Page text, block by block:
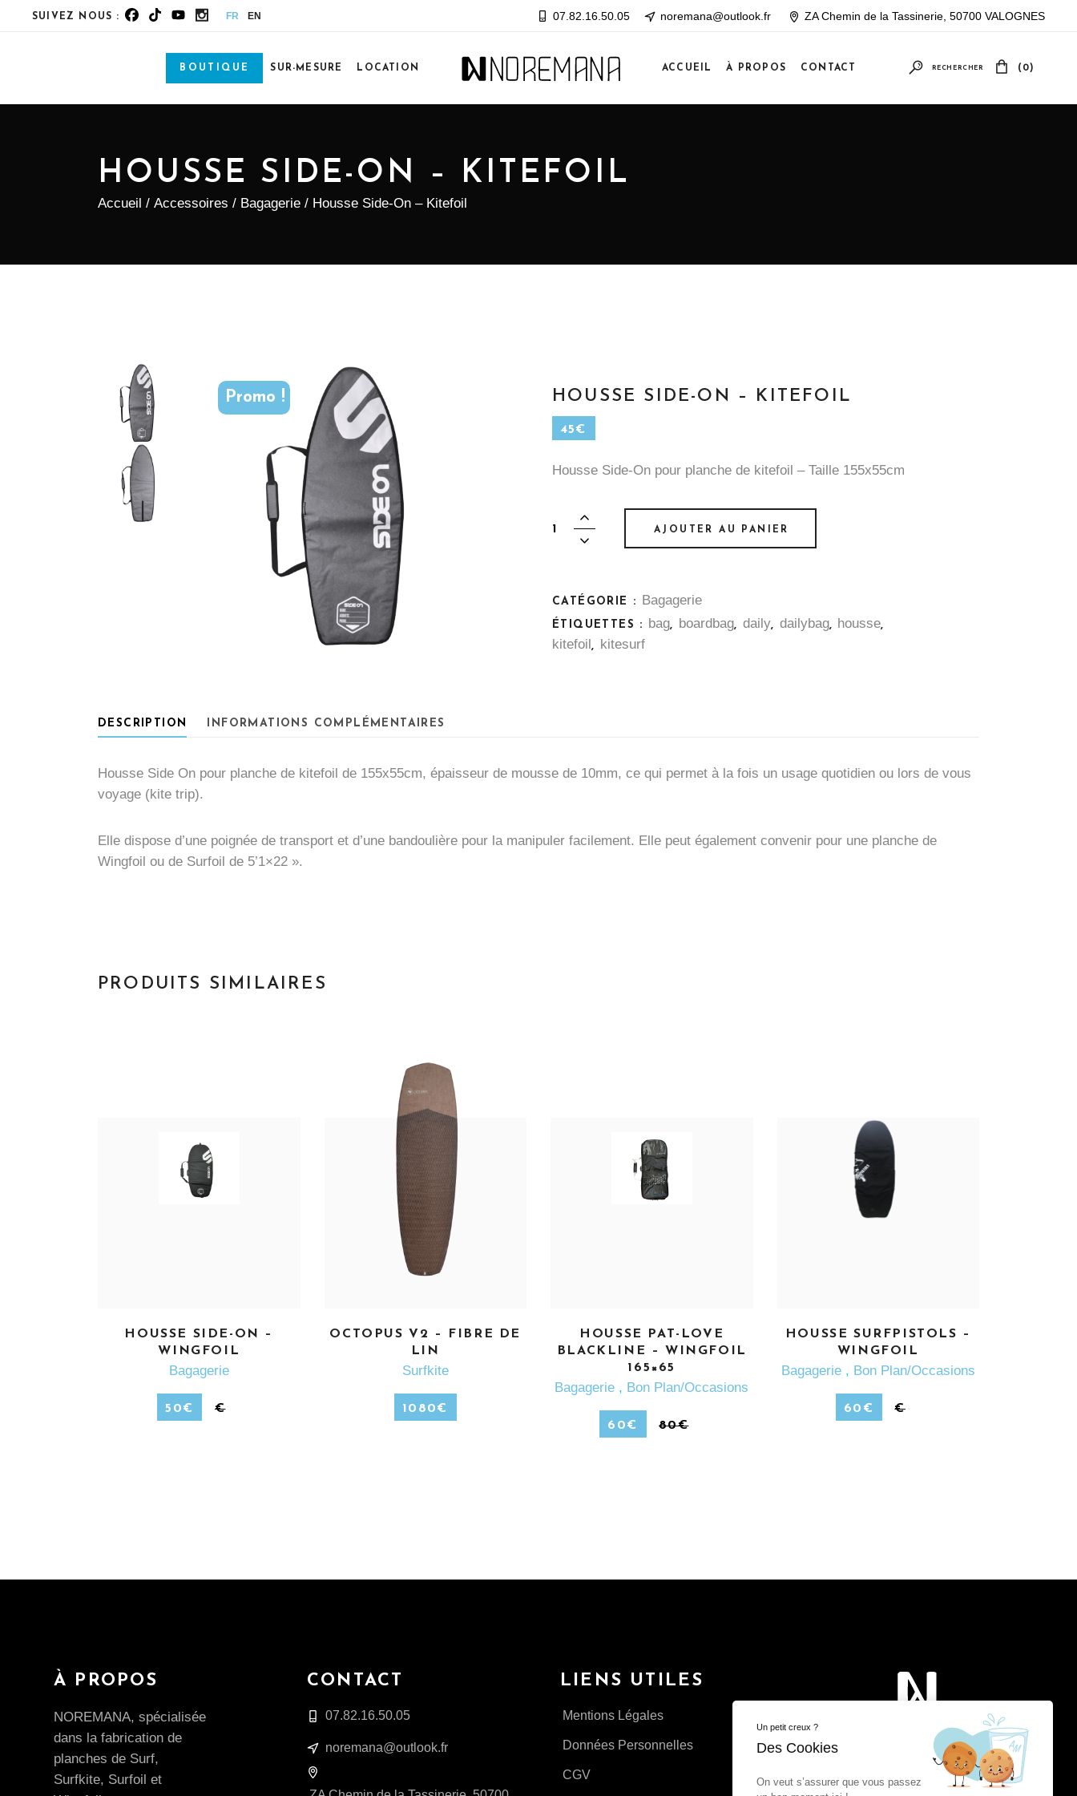
SUIVEZ NOUS : FR EN 07.82.16.50.05 noremana@outlook.fr ZA Chemin de la Tassinerie, 50700 VALOGNES
BOUTIQUE SUR-MESURE LOCATION ACCUEIL À PROPOS CONTACT RECHERCHER (0)
HOUSSE SIDE-ON – KITEFOIL
Accueil / Accessoires / Bagagerie / Housse Side-On – Kitefoil
Promo ! HOUSSE SIDE-ON – KITEFOIL
45€
Housse Side-On pour planche de kitefoil – Taille 155x55cm
Housse
Side-
Kitefoil
quantity
AJOUTER AU PANIER
CATÉGORIE : Bagagerie
ÉTIQUETTES : bag, boardbag, daily, dailybag, housse,
kitefoil, kitesurf
DESCRIPTION INFORMATIONS COMPLÉMENTAIRES
Housse Side On pour planche de kitefoil de 155x55cm, épaisseur de mousse de 10mm, ce qui permet à la fois un usage quotidien ou lors de vous
voyage (kite trip).
Elle dispose d’une poignée de transport et d’une bandoulière pour la manipuler facilement. Elle peut également convenir pour une planche de
Wingfoil ou de Surfoil de 5’1×22 ».
PRODUITS SIMILAIRES
EN SAVOIR PLUS
HOUSSE SIDE-ON –
WINGFOIL
Bagagerie
50€ €
EN SAVOIR PLUS
OCTOPUS V2 – FIBRE DE
LIN
Surfkite
1080€
EN SAVOIR PLUS
HOUSSE PAT-LOVE
BLACKLINE – WINGFOIL
165×65
Bagagerie , Bon Plan/Occasions
60€ 80€
EN SAVOIR PLUS
HOUSSE SURFPISTOLS –
WINGFOIL
Bagagerie , Bon Plan/Occasions
60 € €
À PROPOS
NOREMANA, spécialisée
dans la fabrication de
planches de Surf,
Surfkite, Surfoil et
CONTACT
07.82.16.50.05
noremana@outlook.fr
LIENS UTILES
Mentions Légales
Données Personnelles
CGV
Un petit creux ?
Des Cookies
On veut s’assurer que vous passez